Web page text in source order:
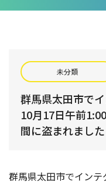
未分類
群馬県太田市で
10月17日午前
間に盗まれました
群馬県太田市でイン